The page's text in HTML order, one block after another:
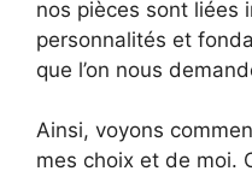
nos pièces sont liées
personnalités et
que l’on nous
Ainsi, voyons
mes choix et de moi.